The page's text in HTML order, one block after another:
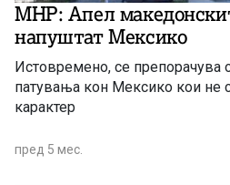
МНР: Апел
напуштат Мексико
Истовремено, се препорачува
патувања кон Мексико кои не
карактер
пред 5 мес.